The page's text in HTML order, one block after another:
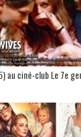
au ciné-club Le 7e